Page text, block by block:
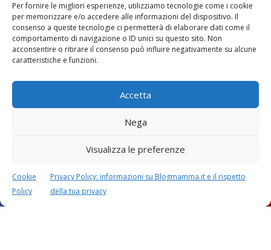
Per fornire le migliori esperienze, utilizziamo tecnologie come i cookie
per memorizzare e/o accedere alle informazioni del dispositivo. Il
consenso a queste tecnologie ci permetterà di elaborare dati come il
comportamento di navigazione o ID unici su questo sito. Non
acconsentire o ritirare il consenso può influire negativamente su alcune
caratteristiche e funzioni.
Accetta
Nega
Visualizza le preferenze
Cookie
Policy
Privacy Policy: informazioni su Blogmamma.it e il rispetto
della tua privacy
Vaccini SOS Pediatra
d’auguri, filastrocche